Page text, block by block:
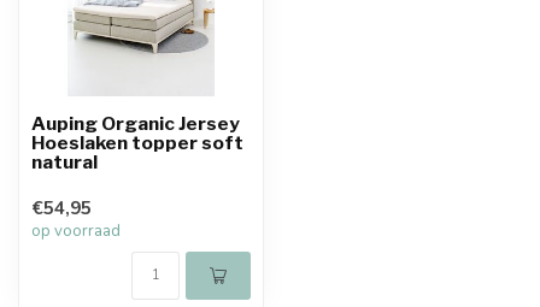
Auping Organic Jersey
Hoeslaken topper soft
natural
€54,95
op voorraad